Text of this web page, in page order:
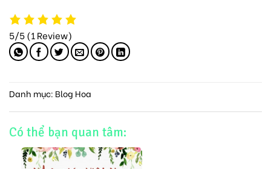
5/5(1 Review)
Danh mục: Blog Hoa
Có thể bạn quan tâm: